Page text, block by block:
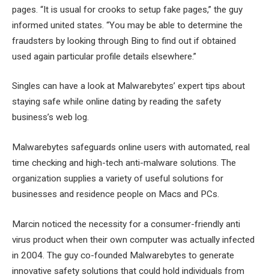
pages. “It is usual for crooks to setup fake pages,” the guy
informed united states. “You may be able to determine the
fraudsters by looking through Bing to find out if obtained
used again particular profile details elsewhere.”
Singles can have a look at Malwarebytes’ expert tips about
staying safe while online dating by reading the safety
business’s web log.
Malwarebytes safeguards online users with automated, real
time checking and high-tech anti-malware solutions. The
organization supplies a variety of useful solutions for
businesses and residence people on Macs and PCs.
Marcin noticed the necessity for a consumer-friendly anti
virus product when their own computer was actually infected
in 2004. The guy co-founded Malwarebytes to generate
innovative safety solutions that could hold individuals from